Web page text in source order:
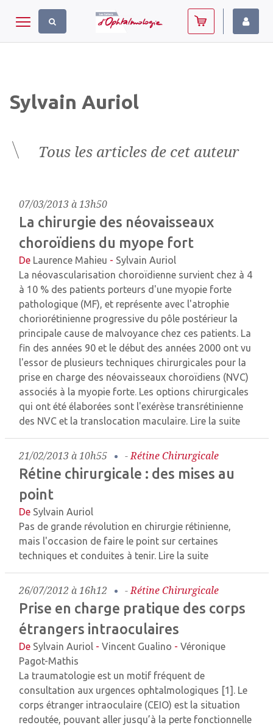
Toggle navigation
Sylvain Auriol
Tous les articles de cet auteur
07/03/2013 à 13h50
La chirurgie des néovaisseaux
choroïdiens du myope fort
De Laurence Mahieu - Sylvain Auriol
La néovascularisation choroïdienne survient chez à 4
à 10 % des patients porteurs d'une myopie forte
pathologique (MF), et représente avec l'atrophie
choriorétinienne progressive du pôle postérieur la
principale cause de malvoyance chez ces patients. La
fin des années 90 et le début des années 2000 ont vu
l'essor de plusieurs techniques chirurgicales pour la
prise en charge des néovaisseaux choroïdiens (NVC)
associés à la myopie forte. Les options chirurgicales
qui ont été élaborées sont l'exérèse transrétinienne
des NVC et la translocation maculaire. Lire la suite
21/02/2013 à 10h55 -Rétine Chirurgicale
Rétine chirurgicale : des mises au
point
De Sylvain Auriol
Pas de grande révolution en chirurgie rétinienne,
mais l'occasion de faire le point sur certaines
techniques et conduites à tenir. Lire la suite
26/07/2012 à 16h12 -Rétine Chirurgicale
Prise en charge pratique des corps
étrangers intraoculaires
De Sylvain Auriol - Vincent Gualino - Véronique
Pagot-Mathis
La traumatologie est un motif fréquent de
consultation aux urgences ophtalmologiques [1]. Le
corps étranger intraoculaire (CEIO) est la situation
redoutée, pouvant aller jusqu’à la perte fonctionnelle
Panneau de gestion des cookies